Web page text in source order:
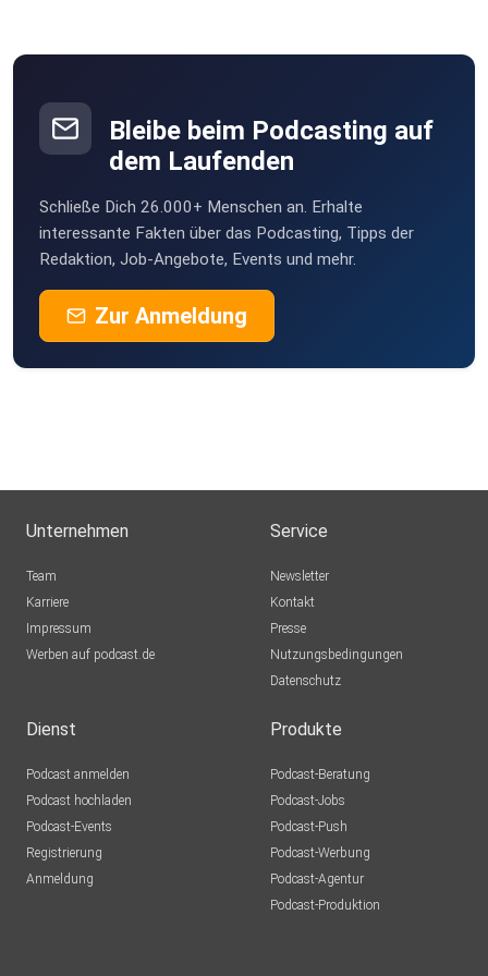
Bleibe beim Podcasting auf
dem Laufenden
Schließe Dich 26.000+ Menschen an. Erhalte
interessante Fakten über das Podcasting, Tipps der
Redaktion, Job-Angebote, Events und mehr.
Zur Anmeldung
Unternehmen
Team
Karriere
Impressum
Werben auf podcast.de
Service
Newsletter
Kontakt
Presse
Nutzungsbedingungen
Datenschutz
Dienst
Podcast anmelden
Podcast hochladen
Podcast-Events
Registrierung
Anmeldung
Produkte
Podcast-Beratung
Podcast-Jobs
Podcast-Push
Podcast-Werbung
Podcast-Agentur
Podcast-Produktion